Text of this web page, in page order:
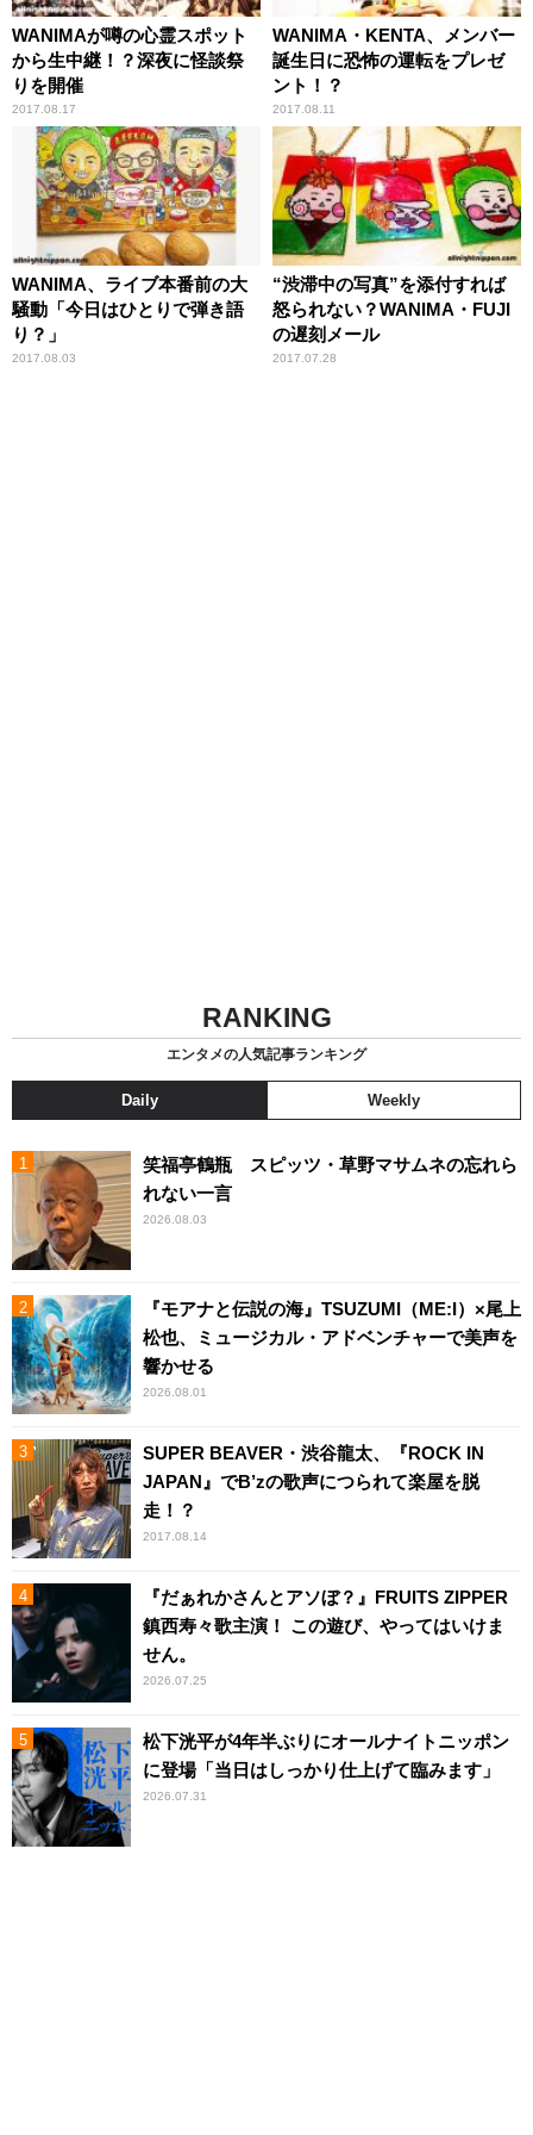
WANIMAが噂の心霊スポット
から生中継！？深夜に怪談祭
りを開催
2017.08.17
WANIMA・KENTA、メンバー
誕生日に恐怖の運転をプレゼ
ント！？
2017.08.11
WANIMA、ライブ本番前の大
騒動「今日はひとりで弾き語
り？」
2017.08.03
“渋滞中の写真”を添付すれば
怒られない？WANIMA・FUJI
の遅刻メール
2017.07.28
RANKING
エンタメの人気記事ランキング
Daily Weekly
笑福亭鶴瓶 スピッツ・草野マサムネの忘れら
れない一言
2026.08.03
『モアナと伝説の海』TSUZUMI（ME:I）×尾上
松也、ミュージカル・アドベンチャーで美声を
響かせる
2026.08.01
SUPER BEAVER・渋谷龍太、『ROCK IN
JAPAN』でB’zの歌声につられて楽屋を脱
走！？
2017.08.14
『だぁれかさんとアソぼ？』FRUITS ZIPPER
鎮西寿々歌主演！ この遊び、やってはいけま
せん。
2026.07.25
松下洸平が4年半ぶりにオールナイトニッポン
に登場「当日はしっかり仕上げて臨みます」
2026.07.31